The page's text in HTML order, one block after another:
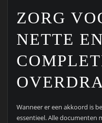
ZORG
NETTE EN
Wanneer er een akkoord is
essentieel. Alle documenten